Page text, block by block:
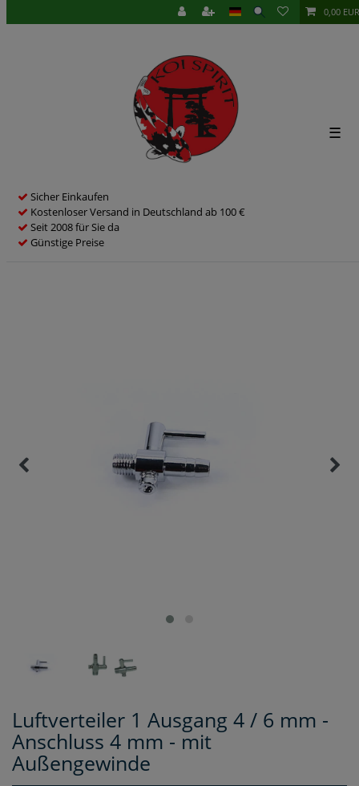
0,00 EUR
Sicher Einkaufen
Kostenloser Versand in Deutschland ab 100 €
Seit 2008 für Sie da
Günstige Preise
☰
Luftverteiler 1 Ausgang 4 / 6 mm -
Anschluss 4 mm - mit
Außengewinde